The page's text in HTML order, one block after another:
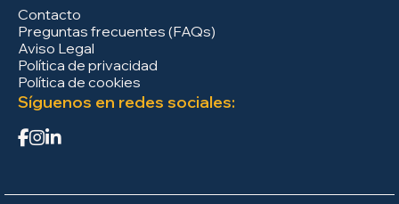
Contacto
Preguntas frecuentes (FAQs)
Aviso Legal
Política de privacidad
Política de cookies
Síguenos en redes sociales: